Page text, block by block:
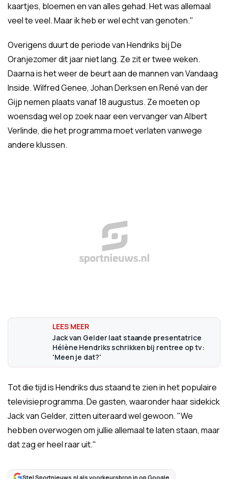
kaartjes, bloemen en van alles gehad. Het was allemaal
veel te veel. Maar ik heb er wel echt van genoten."
Overigens duurt de periode van Hendriks bij De
Oranjezomer dit jaar niet lang. Ze zit er twee weken.
Daarna is het weer de beurt aan de mannen van Vandaag
Inside. Wilfred Genee, Johan Derksen en René van der
Gijp nemen plaats vanaf 18 augustus. Ze moeten op
woensdag wel op zoek naar een vervanger van Albert
Verlinde, die het programma moet verlaten vanwege
andere klussen.
Jack van Gelder laat staande presentatrice
Hélène Hendriks schrikken bij rentree op tv:
'Meen je dat?'
Tot die tijd is Hendriks dus staand te zien in het populaire
televisieprogramma. De gasten, waaronder haar sidekick
Jack van Gelder, zitten uiteraard wel gewoon. "We
hebben overwogen om jullie allemaal te laten staan, maar
dat zag er heel raar uit."
Stel Sportnieuws.nl als voorkeursbron in op Google